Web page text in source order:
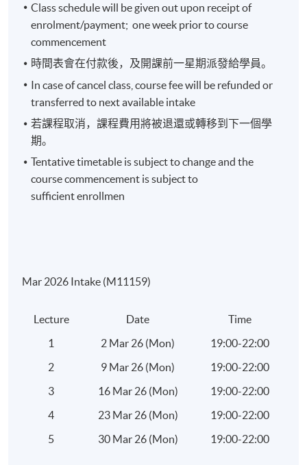
現為上市公司管理人員。曾任股票期權交易員，熟悉
各種衍生工具的交易策略和架構性產品的陷阱，另有
超過十年買賣牛熊證經驗。他曾任香港金融科技公司
MoneyHero副總裁及為創辦人之一，獲高盛、阿里巴
巴等超過九千萬美元的投資。另外，他擁有超過8年教
授CFA和大學金融課程的經驗，多年來幫助教授近千名
學生通過CFA考試，善於活用生活化例子幫助學生明白
複雜的概念。
報名代碼
逢周一，7:00pm - 10:00pm
修業期
5 講
每講3小時
Class schedule will be given out upon receipt of
enrolment/payment; one week prior to course
commencement
時間表會在付款後，及開課前一星期派發給學員。
In case of cancel class, course fee will be refunded or
transferred to next available intake
若課程取消，課程費用將被退還或轉移到下一個學
期。
Tentative timetable is subject to change and the
course commencement is subject to
sufficient enrollmen
Mar 2026 Intake (M11159)
Lecture Date
Time
1
2 Mar 26 (Mon)
19:00-22:00
2
9 Mar 26 (Mon)
19:00-22:00
3
16 Mar 26 (Mon)
19:00-22:00
4
23 Mar 26 (Mon)
19:00-22:00
5
30 Mar 26 (Mon) 19:00-22:00